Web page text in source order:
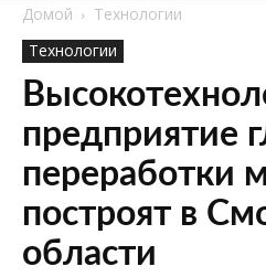
Домой
Технологии
Технологии
предприятие
переработки
построят в
области